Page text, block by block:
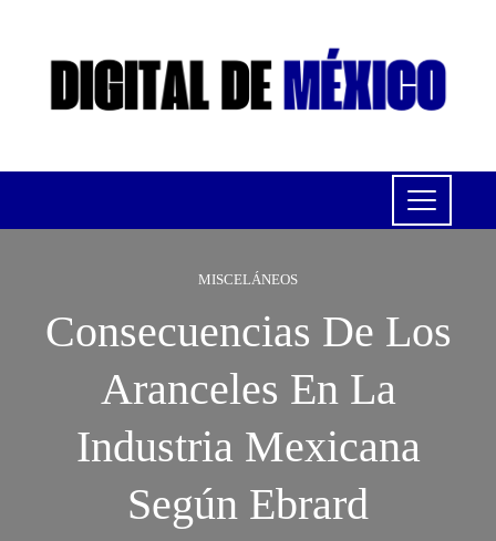
MISCELÁNEOS
Consecuencias De Los
Aranceles En La
Industria Mexicana
Según Ebrard